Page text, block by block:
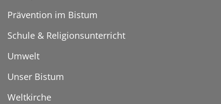
Prävention im Bistum
Schule & Religionsunterricht
Umwelt
Unser Bistum
Weltkirche